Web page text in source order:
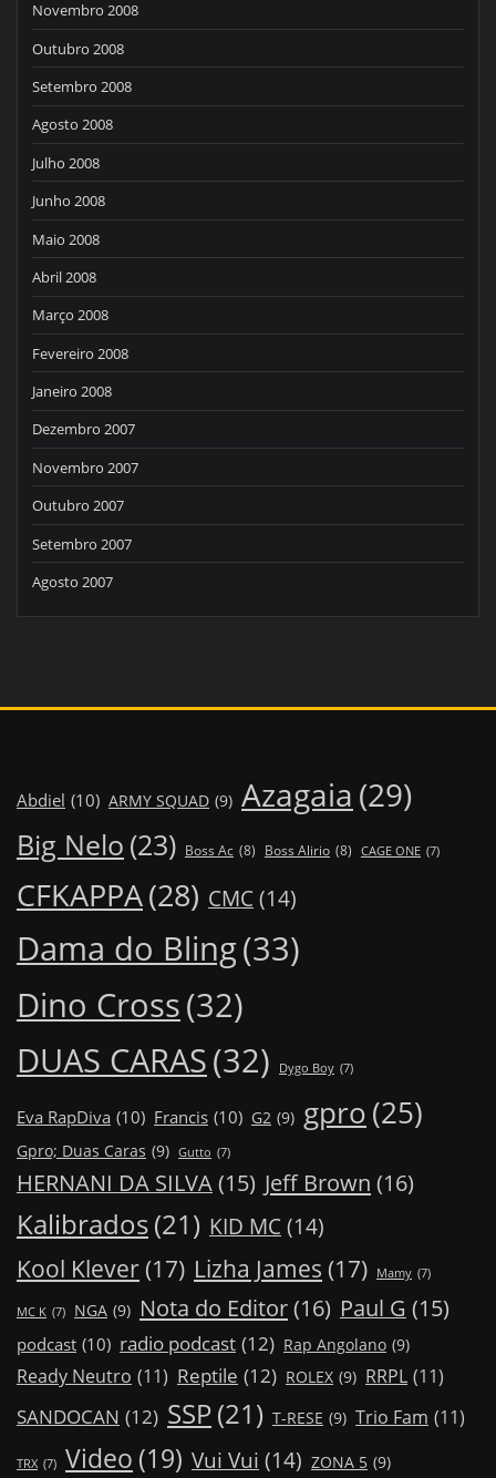
Novembro 2008
Outubro 2008
Setembro 2008
Agosto 2008
Julho 2008
Junho 2008
Maio 2008
Abril 2008
Março 2008
Fevereiro 2008
Janeiro 2008
Dezembro 2007
Novembro 2007
Outubro 2007
Setembro 2007
Agosto 2007
Abdiel (10) ARMY SQUAD (9) Azagaia (29)
Big Nelo (23) Boss Ac (8) Boss Alirio (8) CAGE ONE (7)
CFKAPPA(28) CMC (14)
Dama do Bling(33)
Dino Cross(32)
DUAS CARAS(32) Dygo Boy (7)
Eva RapDiva (10) Francis (10) G2 (9) gpro(25)
Gpro; Duas Caras (9) Gutto (7)
HERNANI DA SILVA(15) Jeff Brown (16)
Kalibrados(21) KID MC (14)
Kool Klever (17) Lizha James (17) Mamy (7)
MC K (7) NGA (9) Nota do Editor(16) Paul G (15)
podcast (10) radio podcast (12) Rap Angolano (9)
Ready Neutro (11) Reptile (12) ROLEX (9) RRPL (11)
SANDOCAN (12) SSP(21) T-RESE (9) Trio Fam (11)
TRX (7) Video (19) Vui Vui (14) ZONA 5 (9)